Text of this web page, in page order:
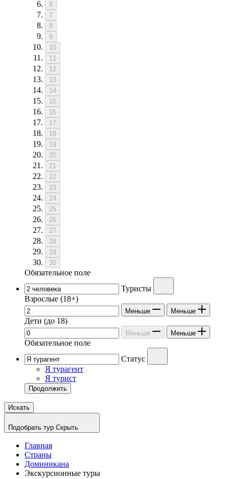
6
7
8
9
10
11
12
13
14
15
16
17
18
19
20
21
22
23
24
25
26
27
28
29
30
Обязательное поле
Туристы
Взрослые (18+)
Меньше Меньше
Дети (до 18)
Меньше Меньше
Обязательное поле
Статус
Я турагент
Я турист
Продолжить
Искать
Подобрать тур Скрыть
Главная
Страны
Доминикана
Экскурсионные туры